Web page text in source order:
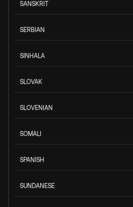
SANSKRIT
SERBIAN
SINHALA
SLOVAK
SLOVENIAN
SOMALI
SPANISH
SUNDANESE